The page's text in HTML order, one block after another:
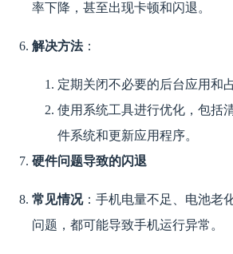
率下降，甚至出现卡顿和闪退。
解决方法：
定期关闭不必要的后台应用和
使用系统工具进行优化，包括
件系统和更新应用程序。
硬件问题导致的闪退
常见情况：手机电量不足、电池老
问题，都可能导致手机运行异常。